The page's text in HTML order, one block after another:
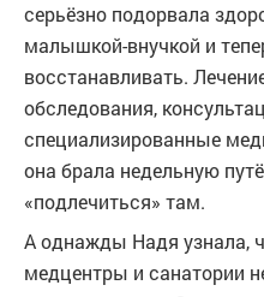
серьёзно подорвала
малышкой-внучкой и
восстанавливать.
обследования,
специализированные
она брала недельную
«подлечиться» там.
А однажды Надя узнала,
медцентры и санатории